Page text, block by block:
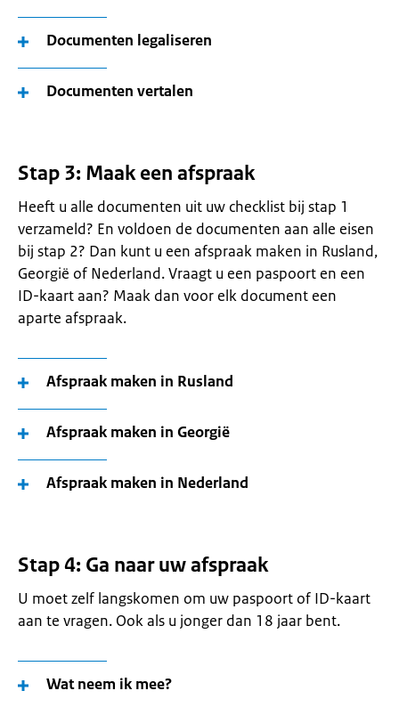
Documenten legaliseren
Documenten vertalen
Stap 3: Maak een afspraak
Heeft u alle documenten uit uw checklist bij stap 1
verzameld? En voldoen de documenten aan alle eisen
bij stap 2? Dan kunt u een afspraak maken in Rusland,
Georgië of Nederland. Vraagt u een paspoort en een
ID-kaart aan? Maak dan voor elk document een
aparte afspraak.
Afspraak maken in Rusland
Afspraak maken in Georgië
Afspraak maken in Nederland
Stap 4: Ga naar uw afspraak
U moet zelf langskomen om uw paspoort of ID-kaart
aan te vragen. Ook als u jonger dan 18 jaar bent.
Wat neem ik mee?